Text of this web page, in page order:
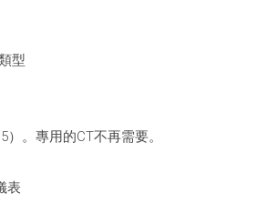
型
。專用的CT不再需要。
表